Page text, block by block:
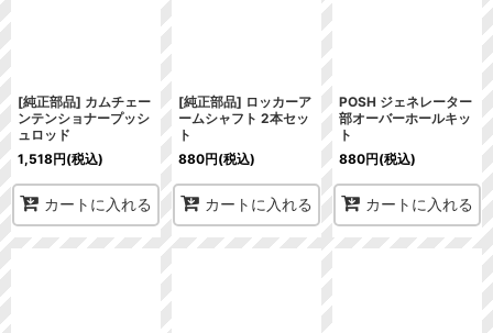
[純正部品] カムチェー
ンテンショナープッシ
ュロッド
1,518円(税込)
カートに入れる
[純正部品] ロッカーア
ームシャフト 2本セッ
ト
880円(税込)
カートに入れる
POSH ジェネレーター
部オーバーホールキッ
ト
880円(税込)
カートに入れる